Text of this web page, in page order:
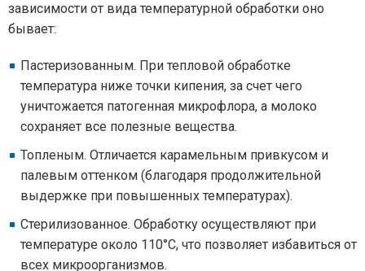
зависимости от вида температурной обработки оно
бывает:
Пастеризованным. При тепловой обработке
температура ниже точки кипения, за счет чего
уничтожается патогенная микрофлора, а молоко
сохраняет все полезные вещества.
Топленым. Отличается карамельным привкусом и
палевым оттенком (благодаря продолжительной
выдержке при повышенных температурах).
Стерилизованное. Обработку осуществляют при
температуре около 110°С, что позволяет избавиться от
всех микроорганизмов.